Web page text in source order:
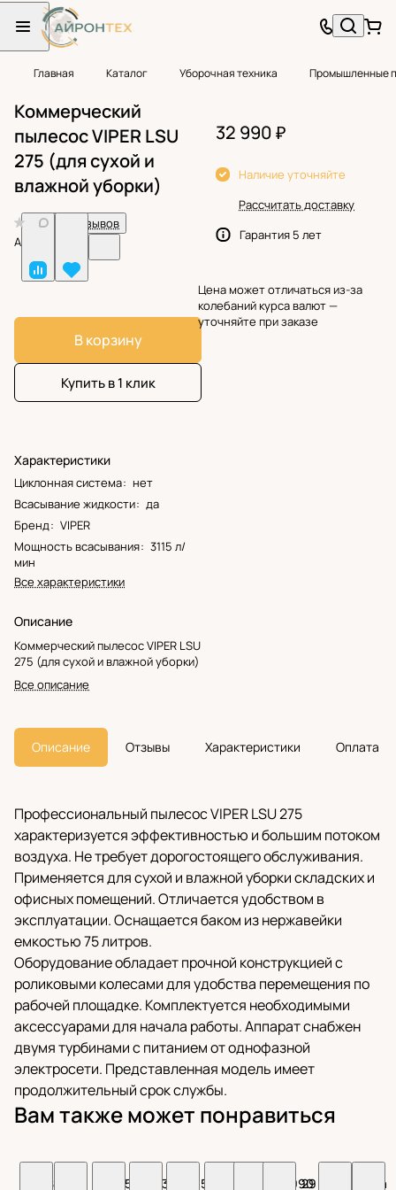
Главная Каталог Уборочная техника Промышленные
Коммерческий
пылесос VIPER LSU
275 (для сухой и
влажной уборки)
Нет отзывов
Арт.
В корзину
Купить в 1 клик
Характеристики
Циклонная система: нет
Всасывание жидкости: да
Бренд: VIPER
Мощность всасывания: 3115 л/
мин
Все характеристики
Описание
Коммерческий пылесос VIPER LSU
275 (для сухой и влажной уборки)
Все описание
32 990 ₽
Наличие уточняйте
Рассчитать доставку
Гарантия 5 лет
Цена может отличаться из-за
колебаний курса валют —
уточняйте при заказе
Описание Отзывы Характеристики Оплата
Профессиональный пылесос VIPER LSU 275
характеризуется эффективностью и большим потоком
воздуха. Не требует дорогостоящего обслуживания.
Применяется для сухой и влажной уборки складских и
офисных помещений. Отличается удобством в
эксплуатации. Оснащается баком из нержавейки
емкостью 75 литров.
Оборудование обладает прочной конструкцией с
роликовыми колесами для удобства перемещения по
рабочей площадке. Комплектуется необходимыми
аксессуарами для начала работы. Аппарат снабжен
двумя турбинами с питанием от однофазной
электросети. Представленная модель имеет
продолжительный срок службы.
Вам также может понравиться
83 888
48 895 54 443
204 056
36 99029 978
Цена